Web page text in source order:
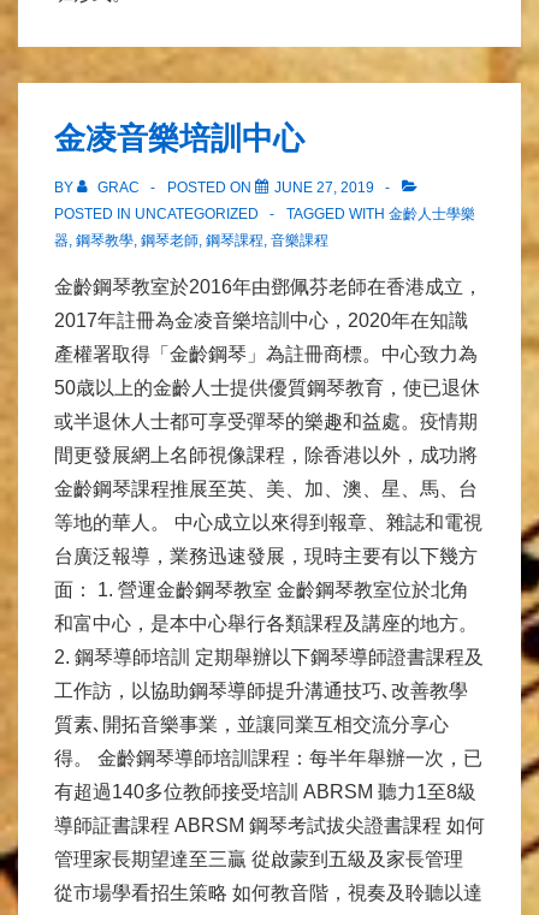
金凌音樂培訓中心
BY GRAC POSTED ON
JUNE 27, 2019
POSTED IN UNCATEGORIZED
TAGGED WITH 金齡人士學樂
器, 鋼琴教學, 鋼琴老師, 鋼琴課程, 音樂課程
金齡鋼琴教室於2016年由鄧佩芬老師在香港成立，
2017年註冊為金凌音樂培訓中心，2020年在知識
產權署取得「金齡鋼琴」為註冊商標。中心致力為
50歳以上的金齡人士提供優質鋼琴教育，使已退休
或半退休人士都可享受彈琴的樂趣和益處。疫情期
間更發展網上名師視像課程，除香港以外，成功將
金齡鋼琴課程推展至英、美、加、澳、星、馬、台
等地的華人。 中心成立以來得到報章、雜誌和電視
台廣泛報導，業務迅速發展，現時主要有以下幾方
面： 1. 營運金齡鋼琴教室 金齡鋼琴教室位於北角
和富中心，是本中心舉行各類課程及講座的地方。
2. 鋼琴導師培訓 定期舉辦以下鋼琴導師證書課程及
工作訪，以協助鋼琴導師提升溝通技巧､改善教學
質素､開拓音樂事業，並讓同業互相交流分享心
得。 金齡鋼琴導師培訓課程：每半年舉辦一次，已
有超過140多位教師接受培訓 ABRSM 聽力1至8級
導師証書課程 ABRSM 鋼琴考試拔尖證書課程 如何
管理家長期望達至三贏 從啟蒙到五級及家長管理
從市場學看招生策略 如何教音階，視奏及聆聽以達